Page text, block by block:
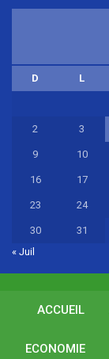
D L
2 3
9 10
16 17
23 24
30
31
« Juil
ACCUEIL
ECONOMIE